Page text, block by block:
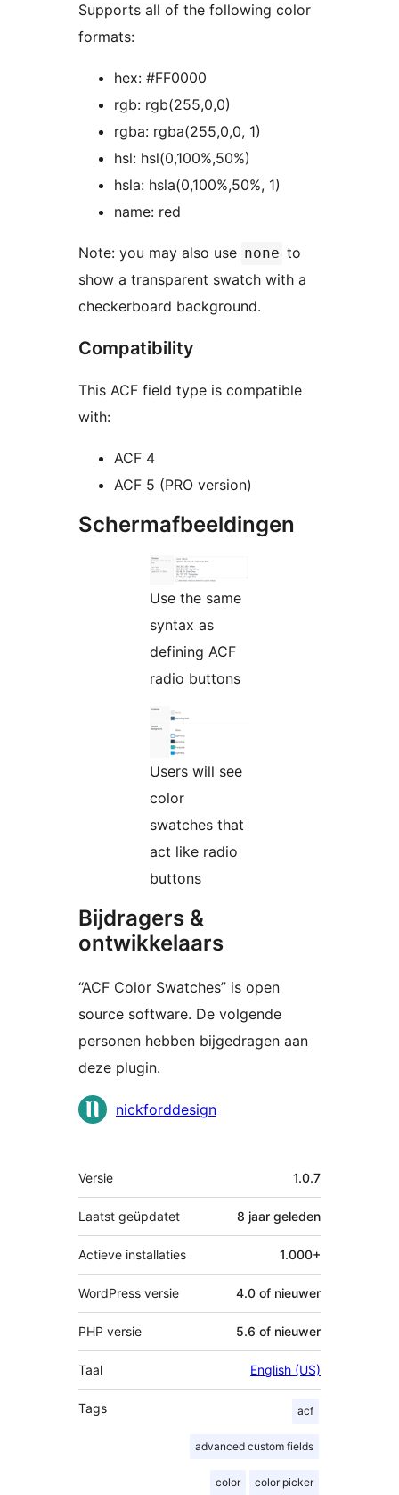
Supports all of the following color
formats:
hex: #FF0000
rgb: rgb(255,0,0)
rgba: rgba(255,0,0, 1)
hsl: hsl(0,100%,50%)
hsla: hsla(0,100%,50%, 1)
name: red
Note: you may also use none to
show a transparent swatch with a
checkerboard background.
Compatibility
This ACF field type is compatible
with:
ACF 4
ACF 5 (PRO version)
Schermafbeeldingen
Use the same
syntax as
defining ACF
radio buttons
Users will see
color
swatches that
act like radio
buttons
Bijdragers &
ontwikkelaars
“ACF Color Swatches” is open
source software. De volgende
personen hebben bijgedragen aan
deze plugin.
Bijdragersnickforddesign
Meta
Versie 1.0.7
Laatst geüpdatet 8 jaar geleden
Actieve installaties 1.000+
WordPress versie 4.0 of nieuwer
PHP versie 5.6 of nieuwer
Taal English (US)
Tags acf
advanced custom fields
color color picker